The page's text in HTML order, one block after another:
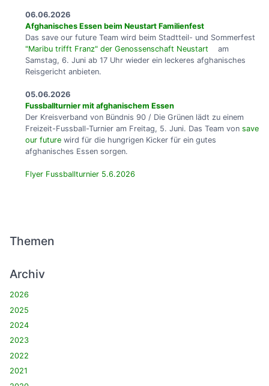
06.06.2026
Afghanisches Essen beim Neustart Familienfest
Das save our future Team wird beim Stadtteil- und Sommerfest
"Maribu trifft Franz" der Genossenschaft Neustart
am
Samstag, 6. Juni ab 17 Uhr wieder ein leckeres afghanisches
Reisgericht anbieten.
05.06.2026
Fussballturnier mit afghanischem Essen
Der Kreisverband von Bündnis 90 / Die Grünen lädt zu einem
Freizeit-Fussball-Turnier am Freitag, 5. Juni. Das Team von save
our futurewird für die hungrigen Kicker für ein gutes
afghanisches Essen sorgen.
Flyer Fussballturnier 5.6.2026
Themen
Archiv
2026
2025
2024
2023
2022
2021